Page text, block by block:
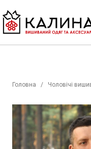
Головна Чоловічі